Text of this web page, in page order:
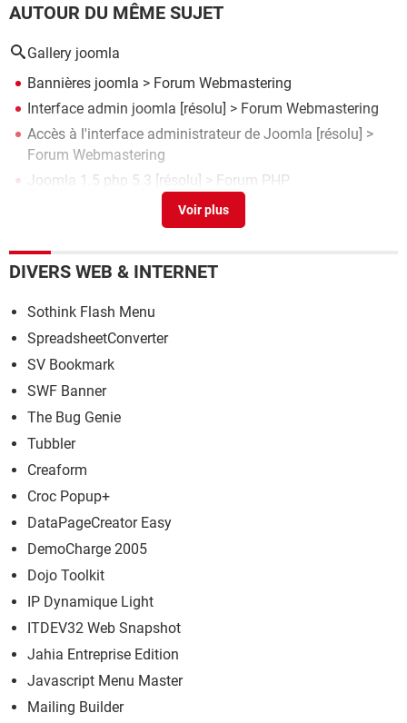
AUTOUR DU MÊME SUJET
Gallery joomla
Bannières joomla > Forum Webmastering
Interface admin joomla [résolu] > Forum Webmastering
Accès à l'interface administrateur de Joomla [résolu] >
Forum Webmastering
Joomla 1.5 php 5.3 [résolu] > Forum PHP
> Télécharger - Albums photo
DIVERS WEB & INTERNET
Sothink Flash Menu
SpreadsheetConverter
SV Bookmark
SWF Banner
The Bug Genie
Tubbler
Creaform
Croc Popup+
DataPageCreator Easy
DemoCharge 2005
Dojo Toolkit
IP Dynamique Light
ITDEV32 Web Snapshot
Jahia Entreprise Edition
Javascript Menu Master
Mailing Builder